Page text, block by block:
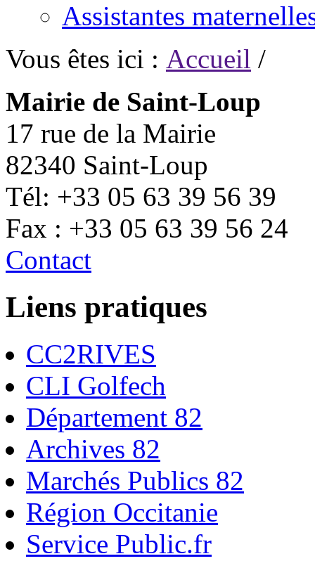
Assistantes
Vous êtes ici : Accueil /
Mairie de Saint-Loup
17 rue de la Mairie
82340 Saint-Loup
Tél: +33 05 63 39 56 39
Fax : +33 05 63 39 56 24
Contact
Liens pratiques
CC2RIVES
CLI Golfech
Département 82
Archives 82
Marchés Publics 82
Région Occitanie
Service Public.fr